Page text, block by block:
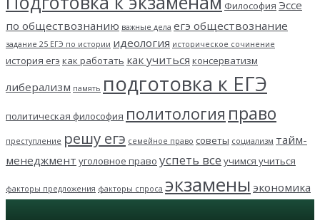
Философия Эссе
по обществознанию важные дела егэ обществознание
задание 25 ЕГЭ по истории идеология историческое сочинение
история егэ как работать как учиться консерватизм
либерализм память подготовка к ЕГЭ
политическая философия политология право
преступление решу егэ семейное право советы социализм тайм-
менеджмент уголовное право успеть все учимся учиться
факторы предложения факторы спроса экзамены экономика